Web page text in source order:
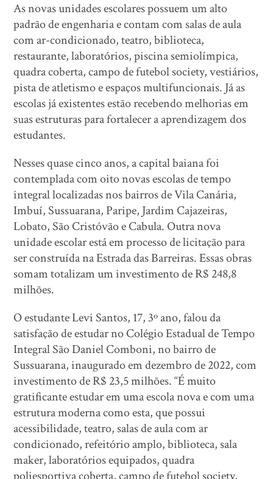
As novas unidades escolares possuem um alto
padrão de engenharia e contam com salas de aula
com ar-condicionado, teatro, biblioteca,
restaurante, laboratórios, piscina semiolímpica,
quadra coberta, campo de futebol society, vestiários,
pista de atletismo e espaços multifuncionais. Já as
escolas já existentes estão recebendo melhorias em
suas estruturas para fortalecer a aprendizagem dos
estudantes.
Nesses quase cinco anos, a capital baiana foi
contemplada com oito novas escolas de tempo
integral localizadas nos bairros de Vila Canária,
Imbuí, Sussuarana, Paripe, Jardim Cajazeiras,
Lobato, São Cristóvão e Cabula. Outra nova
unidade escolar está em processo de licitação para
ser construída na Estrada das Barreiras. Essas obras
somam totalizam um investimento de R$ 248,8
milhões.
O estudante Levi Santos, 17, 3º ano, falou da
satisfação de estudar no Colégio Estadual de Tempo
Integral São Daniel Comboni, no bairro de
Sussuarana, inaugurado em dezembro de 2022, com
investimento de R$ 23,5 milhões. “É muito
gratificante estudar em uma escola nova e com uma
estrutura moderna como esta, que possui
acessibilidade, teatro, salas de aula com ar
condicionado, refeitório amplo, biblioteca, sala
maker, laboratórios equipados, quadra